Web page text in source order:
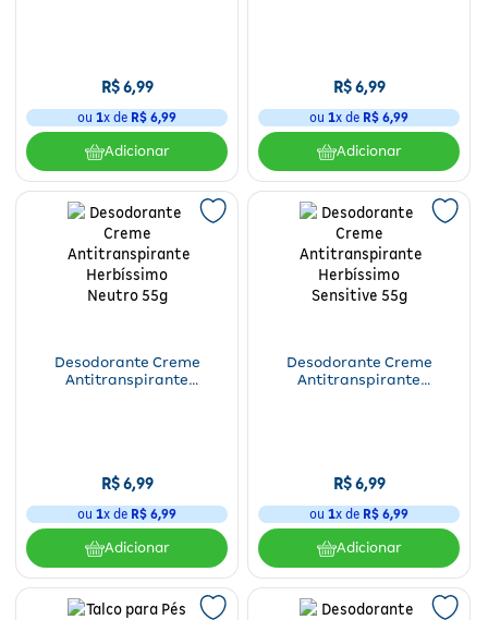
R$6,99
ou 1x de R$ 6,99
Adicionar
R$6,99
ou 1x de R$ 6,99
Adicionar
Desodorante Creme
Antitranspirante
R$6,99
ou 1x de R$ 6,99
Adicionar
Desodorante Creme
Antitranspirante
R$6,99
ou 1x de R$ 6,99
Adicionar